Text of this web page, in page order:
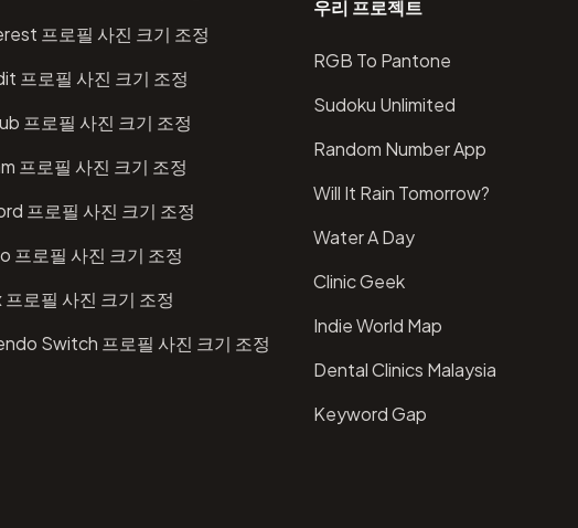
프로필 사진 크기 조정
프로필 사진 크기 조정
프로필 사진 크기 조정
프로필 사진 크기 조정
프로필 사진 크기 조정
프로필 사진 크기 조정
로필 사진 크기 조정
Switch 프로필 사진 크기 조정
우리 프로젝트
RGB To Pantone
Sudoku Unlimited
Random Number App
Will It Rain Tomorrow?
Water A Day
Clinic Geek
Indie World Map
Dental Clinics Malaysia
Keyword Gap